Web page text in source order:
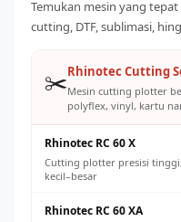
Kalibrasi konveyor oven
yang konsisten
Temukan mesin yang
cutting, DTF, sublimasi,
✂️Rhinotec Cutting
Mesin cutting plotter
polyflex, vinyl, kartu
Rhinotec RC 60 X
Cutting plotter presisi
kecil–besar
Rhinotec RC 60 XA